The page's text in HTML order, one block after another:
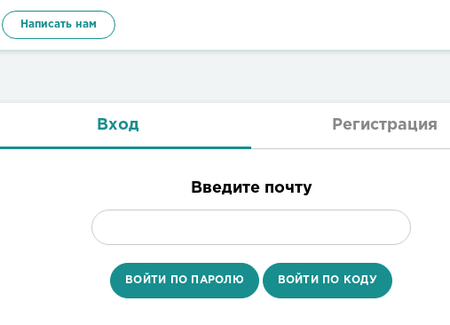
Написать нам
Вход Регистрация
Введите почту
ВОЙТИ ПО ПАРОЛЮ ВОЙТИ ПО КОДУ